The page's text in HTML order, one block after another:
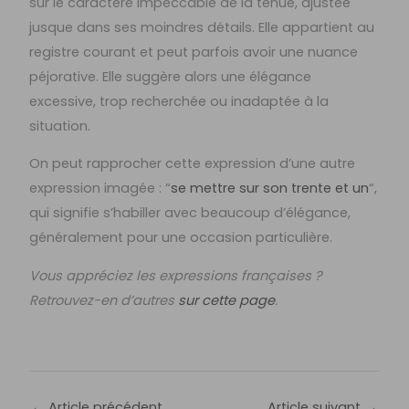
jusque dans ses moindres détails. Elle appartient au
registre courant et peut parfois avoir une nuance
péjorative. Elle suggère alors une élégance
excessive, trop recherchée ou inadaptée à la
situation.
On peut rapprocher cette expression d’une autre
expression imagée : “se mettre sur son trente et un“,
qui signifie s’habiller avec beaucoup d’élégance,
généralement pour une occasion particulière.
Vous appréciez les expressions françaises ?
Retrouvez-en d’autres sur cette page.